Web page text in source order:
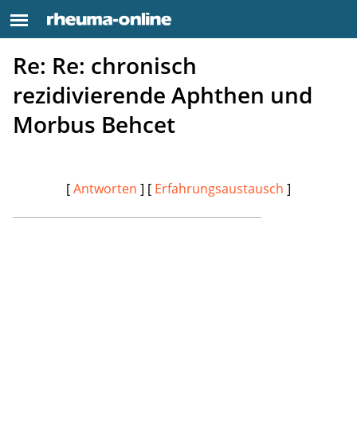
Re: Re: chronisch
rezidivierende Aphthen und
Morbus Behcet
[Antworten ] [ Erfahrungsaustausch ]